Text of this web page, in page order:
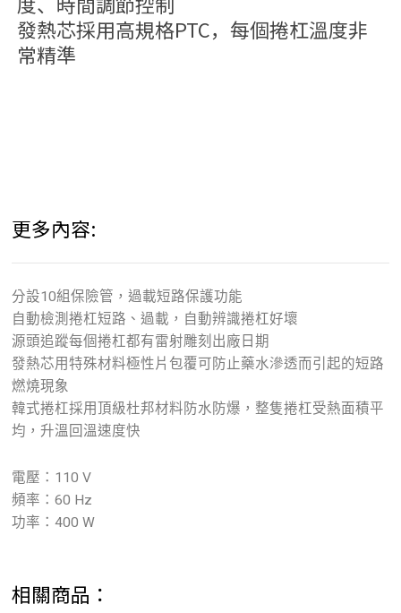
發熱芯採用高規格PTC，每個捲杠溫度非
常精準
更多內容:
分設10組保險管，過載短路保護功能
自動檢測捲杠短路、過載，自動辨識捲杠好壞
源頭追蹤每個捲杠都有雷射雕刻出廠日期
發熱芯用特殊材料極性片包覆可防止藥水滲透而引起的短路
燃燒現象
韓式捲杠採用頂級杜邦材料防水防爆，整隻捲杠受熱面積平
均，升溫回溫速度快
電壓：110 V
頻率：60 Hz
功率：400 W
相關商品：